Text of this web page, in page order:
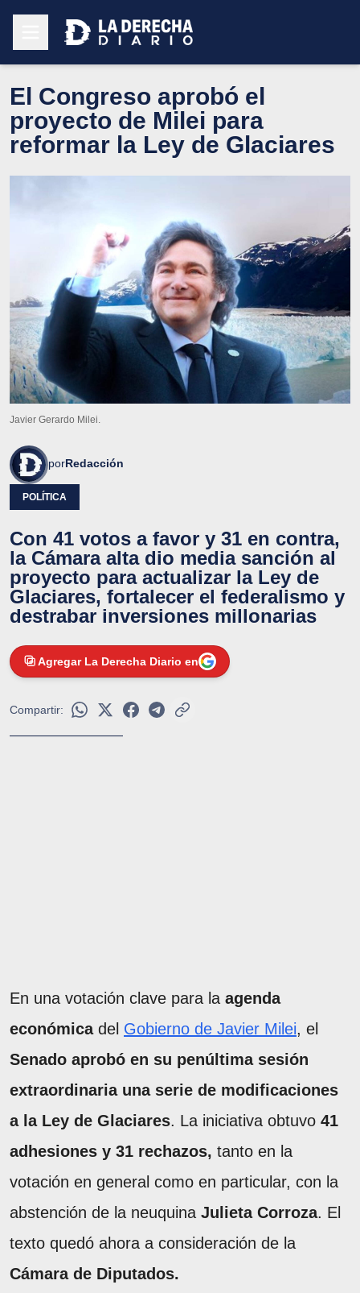
El Congreso aprobó el
proyecto de Milei para
reformar la Ley de Glaciares
Javier Gerardo Milei.
porRedacción
POLÍTICA
Con 41 votos a favor y 31 en contra,
la Cámara alta dio media sanción al
proyecto para actualizar la Ley de
Glaciares, fortalecer el federalismo y
destrabar inversiones millonarias
Agregar La Derecha Diario en
Compartir:
En una votación clave para la agenda
económicadel Gobierno de Javier Milei, el
Senado aprobó en su penúltima sesión
extraordinaria una serie de modificaciones
a la Ley de Glaciares. La iniciativa obtuvo 41
adhesiones y 31 rechazos, tanto en la
votación en general como en particular, con la
abstención de la neuquina Julieta Corroza. El
texto quedó ahora a consideración de la
Cámara de Diputados.